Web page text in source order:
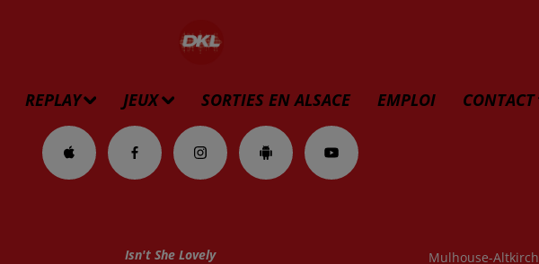
REPLAY JEUX SORTIES EN ALSACE EMPLOI CONTACT
Isn't She Lovely Mulhouse-Altkirch